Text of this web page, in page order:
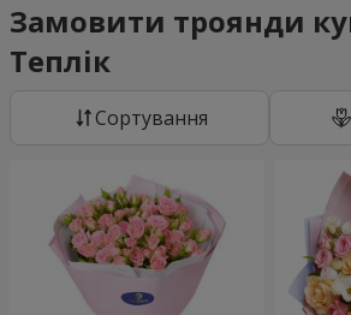
Замовити троянди
Теплік
Сортування